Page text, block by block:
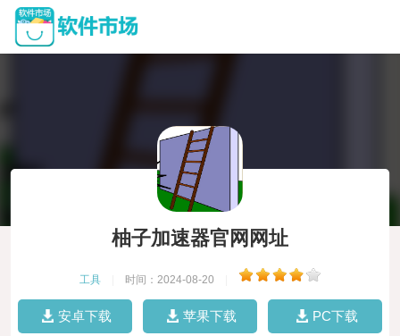
柚子加速器官网网址
工具 时间：2024-08-20
安卓下载 苹果下载 PC下载